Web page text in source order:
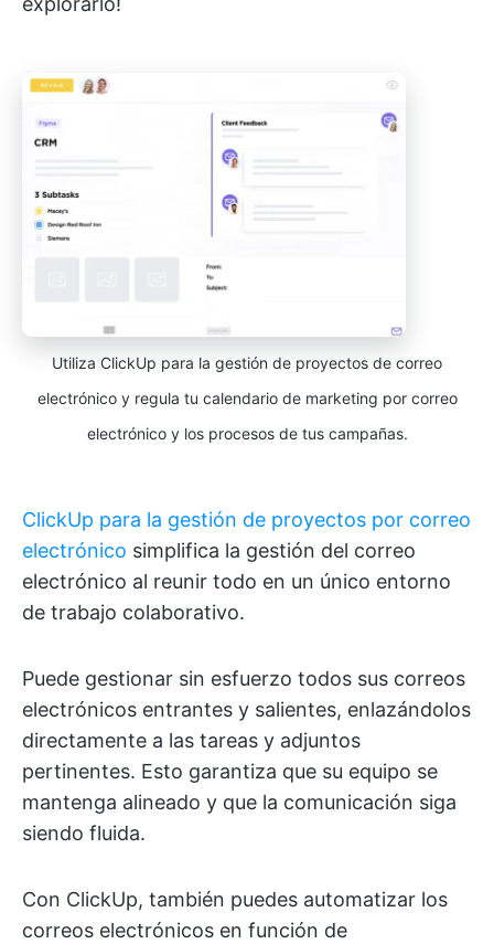
Utiliza ClickUp para la gestión de proyectos de correo
electrónico y regula tu calendario de marketing por correo
electrónico y los procesos de tus campañas.
ClickUp para la gestión de proyectos por correo
electrónico simplifica la gestión del correo
electrónico al reunir todo en un único entorno
de trabajo colaborativo.
Puede gestionar sin esfuerzo todos sus correos
electrónicos entrantes y salientes, enlazándolos
directamente a las tareas y adjuntos
pertinentes. Esto garantiza que su equipo se
mantenga alineado y que la comunicación siga
siendo fluida.
Con ClickUp, también puedes automatizar los
correos electrónicos en función de